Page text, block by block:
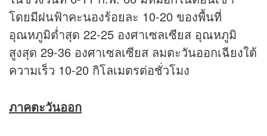
โดยมีฝนฟ้าคะนองร้อยละ 10-20 ของพื้นที่
อุณหภูมิต่ำสุด 22-25 องศาเซลเซียส อุณหภูมิ
สูงสุด 29-36 องศาเซลเซียส ลมตะวันออกเฉียงใต้
ความเร็ว 10-20 กิโลเมตรต่อชั่วโมง
ภาคตะวันออก